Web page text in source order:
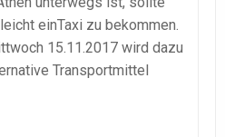
einTaxi zu bekommen.
15.11.2017 wird dazu
Transportmittel